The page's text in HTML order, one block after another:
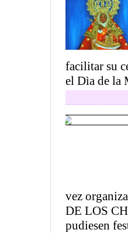
facilitar su
el Dìa de la
vez
DE LOS
pudiesen